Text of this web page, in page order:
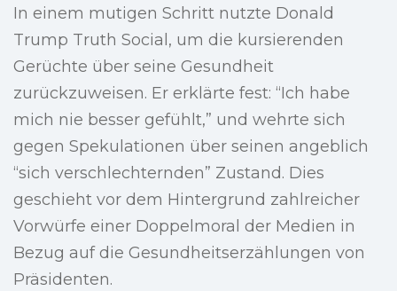
In einem mutigen Schritt nutzte Donald
Trump Truth Social, um die kursierenden
Gerüchte über seine Gesundheit
zurückzuweisen. Er erklärte fest: “Ich habe
mich nie besser gefühlt,” und wehrte sich
gegen Spekulationen über seinen angeblich
“sich verschlechternden” Zustand. Dies
geschieht vor dem Hintergrund zahlreicher
Vorwürfe einer Doppelmoral der Medien in
Bezug auf die Gesundheitserzählungen von
Präsidenten.